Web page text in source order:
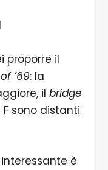
proporre il
’69: la
il bridge
sono distanti
è